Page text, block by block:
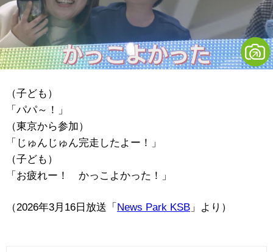
（子ども）
「パパ～！」
（東京から参加）
「じゅんじゅん完走したよー！」
（子ども）
「お疲れー！ かっこよかった！」
（2026年3月16日放送「 News Park KSB 」より）